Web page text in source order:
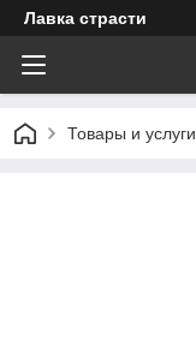
Лавка страсти
Товары и услуги